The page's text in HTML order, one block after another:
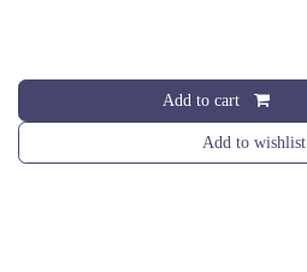
Add to cart
Add to wishlist